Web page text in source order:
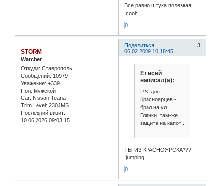
Все равно штука полезная
:cool:
0
Поделиться
3
06.02.2009 10:18:45
STORM
Watcher
Откуда: Ставрополь
Сообщений: 10979
Уважение: +339
Пол: Мужской
Car: Nissan Teana
Trim Level: 230JMS
Последний визит:
10.06.2026 09:03:15
Елисей
написал(а):
P.S. для
Красноярцев -
брал на ул
Глинки. там-же
защита на капот .
ТЫ ИЗ КРАСНОЯРСКА???
:jumping:
0